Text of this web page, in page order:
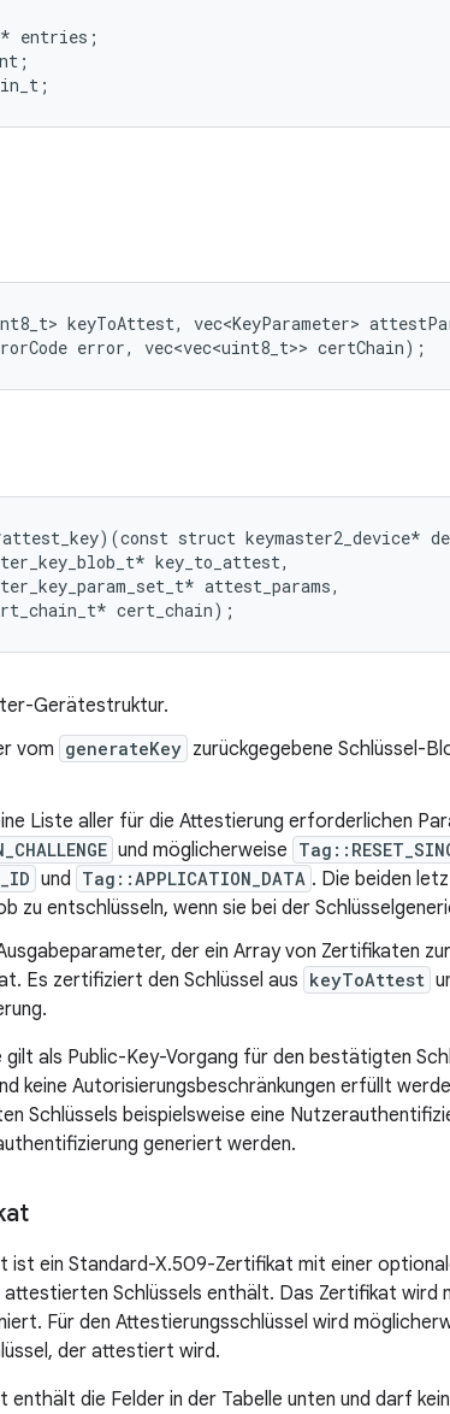
entries;
keyToAttest, vec<KeyParameter>
error, vec<vec<uint8_t>> certChain);
struct keymaster2_device*
key_to_attest,
attest_params,
Gerätestruktur.
vom generateKey zurückgegebene Schlüssel-
Liste aller für die Attestierung erforderlichen
und möglicherweise
und Tag::APPLICATION_DATA . Die beiden
zu entschlüsseln, wenn sie bei der
der ein Array von Zertifikaten
Es zertifiziert den Schlüssel aus keyToAttest
als Public-Key-Vorgang für den bestätigten
keine Autorisierungsbeschränkungen erfüllt
Schlüssels beispielsweise eine
generiert werden.
ist ein Standard-X.509-Zertifikat mit einer
attestierten Schlüssels enthält. Das Zertifikat wird
Für den Attestierungsschlüssel wird
der attestiert wird.
die Felder in der Tabelle unten und darf